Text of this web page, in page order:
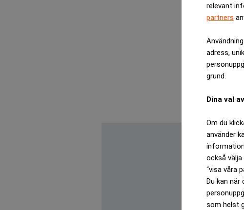
relevant
partners
adress,
grund.
Dina val
Om du
använder
också
“visa våra
Du kan
som helst